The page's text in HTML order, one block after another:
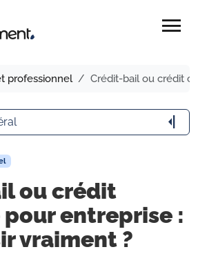
menu
professionnel Crédit-bail ou crédit
ou crédit
entreprise :
vraiment ?
arrow_menu_close